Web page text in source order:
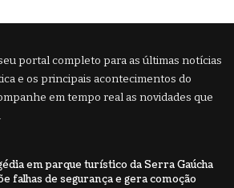
portal completo para as últimas notícias
e os principais acontecimentos do
em tempo real as novidades que
em parque turístico da Serra Gaúcha
falhas de segurança e gera comoção